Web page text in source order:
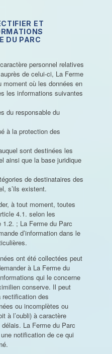
ET
DU PARC
personnel relatives
de celui-ci, La Ferme
où les données en
les informations suivantes
du responsable du
à la protection des
sont destinées les
ainsi que la base juridique
de destinataires des
s’ils existent.
à tout moment, toutes
4.1. selon les
1.2. ; La Ferme du Parc
d’information dans le
ont été collectées peut
à La Ferme du
qui le concerne
conserve. Il peut
rectification des
ou incomplètes ou
à l’oubli) à caractère
La Ferme du Parc
notification de ce qui